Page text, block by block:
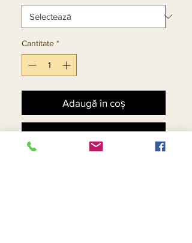
Cantitate *
Adaugă în coș
Cumpără acum